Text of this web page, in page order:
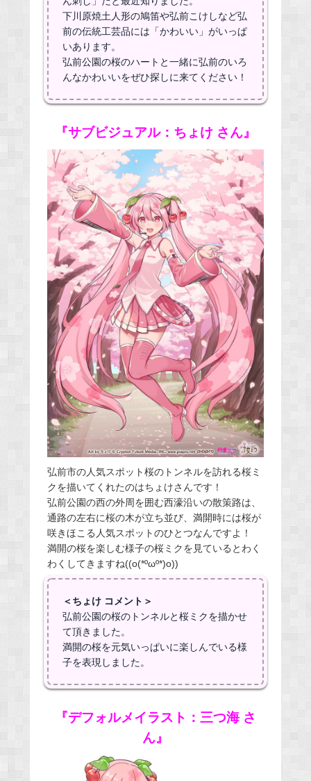
下川原焼土人形の鳩笛や弘前こけしなど弘
前の伝統工芸品には「かわいい」がいっぱ
いあります。
弘前公園の桜のハートと一緒に弘前のいろ
んなかわいいをぜひ探しに来てください！
『サブビジュアル：ちょけ さん』
弘前市の人気スポット桜のトンネルを訪れる桜ミ
クを描いてくれたのはちょけさんです！
弘前公園の西の外周を囲む西濠沿いの散策路は、
通路の左右に桜の木が立ち並び、満開時には桜が
咲きほこる人気スポットのひとつなんですよ！
満開の桜を楽しむ様子の桜ミクを見ているとわく
わくしてきますね((o(*ºωº*)o))
＜ちょけ コメント＞
弘前公園の桜のトンネルと桜ミクを描かせ
て頂きました。
満開の桜を元気いっぱいに楽しんでいる様
子を表現しました。
『デフォルメイラスト：三つ海 さ
ん』